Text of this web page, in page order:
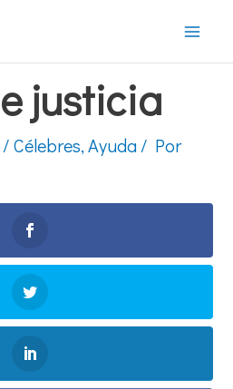
justicia
/Célebres,Ayuda / Por